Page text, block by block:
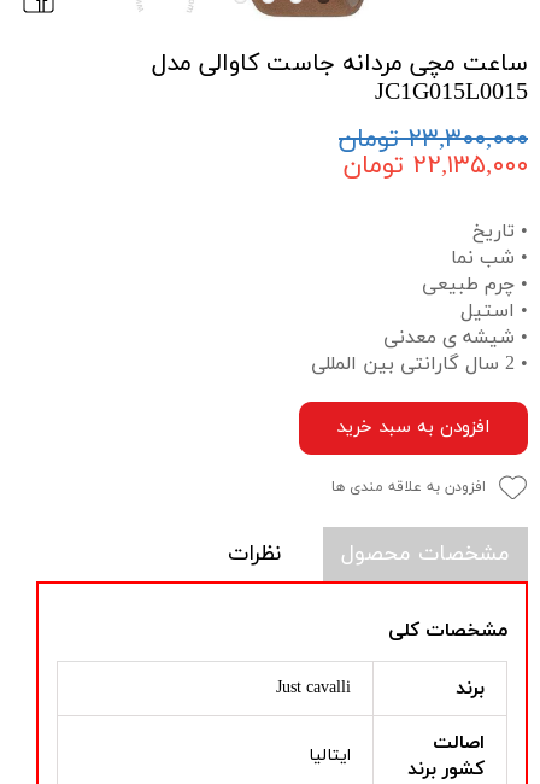
ساعت مچی مردانه جاست کاوالی مدل
JC1G015L0015
۲۳,۳۰۰,۰۰۰ تومان
۲۲,۱۳۵,۰۰۰ تومان
• تاریخ
• شب نما
• چرم طبیعی
• استیل
• شیشه ی معدنی
• 2 سال گارانتی بین المللی
افزودن به سبد خرید
افزودن به علاقه مندی ها
مشخصات محصول نظرات
مشخصات کلی
برند Just cavalli
اصالت
کشور برند
ایتالیا